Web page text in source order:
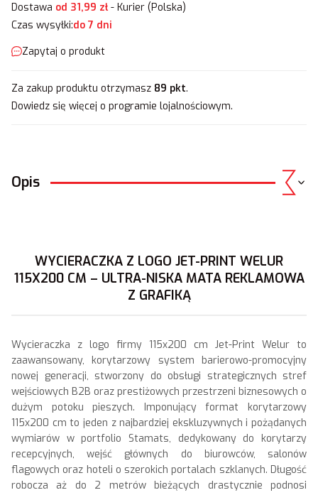
Dostawa od 31,99 zł- Kurier (Polska)
Czas wysyłki:do 7 dni
Zapytaj o produkt
Za zakup produktu otrzymasz 89 pkt.
Dowiedz się więcej o programie lojalnościowym.
Opis
WYCIERACZKA Z LOGO JET-PRINT WELUR
115X200 CM – ULTRA-NISKA MATA REKLAMOWA
Z GRAFIKĄ
Wycieraczka z logo firmy 115x200 cm Jet-Print Welur to
zaawansowany, korytarzowy system barierowo-promocyjny
nowej generacji, stworzony do obsługi strategicznych stref
wejściowych B2B oraz prestiżowych przestrzeni biznesowych o
dużym potoku pieszych. Imponujący format korytarzowy
115x200 cm to jeden z najbardziej ekskluzywnych i pożądanych
wymiarów w portfolio Stamats, dedykowany do korytarzy
recepcyjnych, wejść głównych do biurowców, salonów
flagowych oraz hoteli o szerokich portalach szklanych. Długość
robocza aż do 2 metrów bieżących drastycznie podnosi